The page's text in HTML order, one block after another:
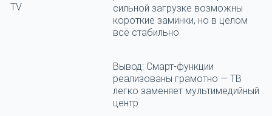
TV
сильной загрузке возможны
короткие заминки, но в целом
всё стабильно
Вывод: Смарт-функции
реализованы грамотно — ТВ
легко заменяет мультимедийный
центр